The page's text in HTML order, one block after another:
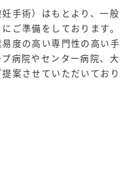
手術）はもとより、一般
ご準備をしております。
度の高い専門性の高い手
病院やセンター病院、大
案させていただいており